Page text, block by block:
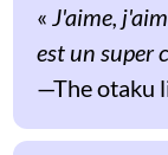
«J'aime,
est un super
The otaku